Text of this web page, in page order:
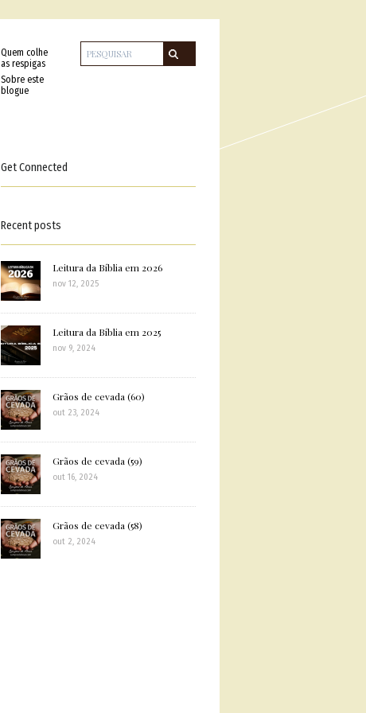
Quem colhe
as respigas
Sobre este
blogue
Get Connected
Recent posts
Leitura da Bíblia em 2026
nov 12, 2025
Leitura da Bíblia em 2025
nov 9, 2024
Grãos de cevada (60)
out 23, 2024
Grãos de cevada (59)
out 16, 2024
Grãos de cevada (58)
out 2, 2024